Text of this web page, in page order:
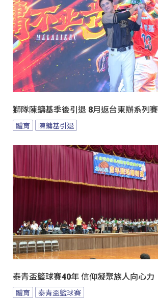
獅隊陳鏞基季後引退 8月返台東辦系列賽
體育 陳鏞基引退
泰青盃籃球賽40年 信仰凝聚族人向心力
體育 泰青盃籃球賽